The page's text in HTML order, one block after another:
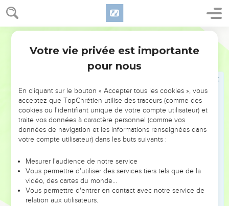
28
fin même n’atteint pas sa valeur.
20 Mais alors, la sagesse, d’où provient-elle ? Et où
l’intelligence a-t-elle sa demeure ?
Elle se cache aux yeux de tout être vivant, elle se
entendu parler d’elle. »
Car c’est Dieu seul qui sait le chemin qu’elle emprunte.
Oui, il en connaît la demeure.
Car son regard parcourt le monde entier, et tout ce qui se
passe sous le ciel, il le voit.
C’est lui qui a fixé la pesanteur du vent, et donné leur
mesure à tous les océans.
Lorsqu’il a établi une loi pour la pluie, et tracé un chemin
aux éclairs, au tonnerre,
Votre vie privée est importante
pour nous
En cliquant sur le bouton « Accepter tous les cookies », vous
acceptez que TopChrétien utilise des traceurs (comme des
cookies ou l'identifiant unique de votre compte utilisateur) et
traite vos données à caractère personnel (comme vos
données de navigation et les informations renseignées dans
votre compte utilisateur) dans les buts suivants :
Mesurer l'audience de notre service
Vous permettre d'utiliser des services tiers tels que de la
vidéo, des cartes du monde…
Vous permettre d'entrer en contact avec notre service de
relation aux utilisateurs.